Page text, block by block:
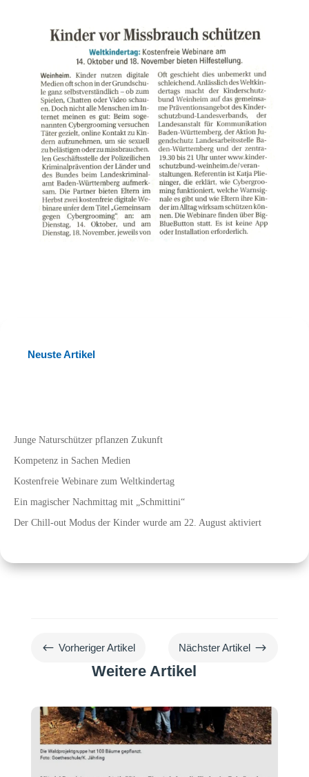
Neuste Artikel
Junge Naturschützer pflanzen Zukunft
Kompetenz in Sachen Medien
Kostenfreie Webinare zum Weltkindertag
Ein magischer Nachmittag mit „Schmittini“
Der Chill-out Modus der Kinder wurde am 22. August aktiviert
# Vorheriger Artikel Nächster Artikel $
Weitere Artikel